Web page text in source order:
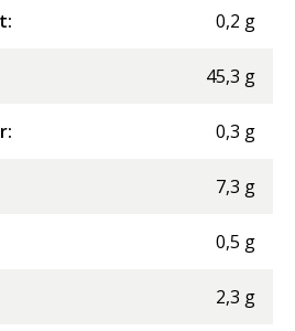
: 0,2 g
45,3 g
: 0,3 g
7,3 g
0,5 g
2,3 g